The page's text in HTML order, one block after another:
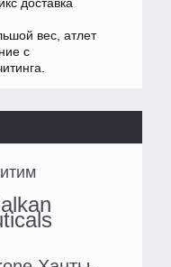
доставка
вес, атлет
с